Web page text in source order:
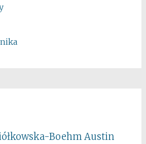
Boehm Austin